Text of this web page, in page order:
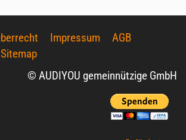
Impressum
AGB
Sitemap
© AUDIYOU gemeinnützige GmbH